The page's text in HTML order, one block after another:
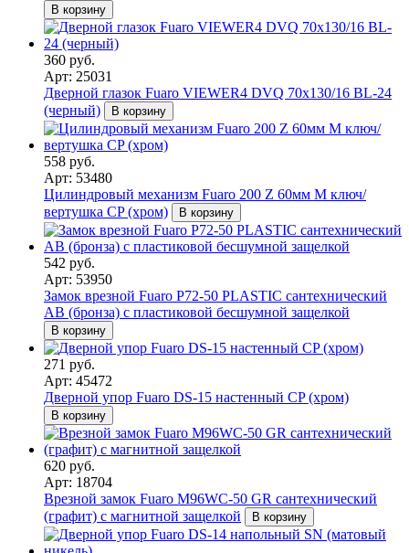
В корзину
360 руб.
Арт: 25031
Дверной глазок Fuaro VIEWER4 DVQ 70х130/16 BL-24
(черный)
В корзину
558 руб.
Арт: 53480
Цилиндровый механизм Fuaro 200 Z 60мм M ключ/
вертушка CP (хром)
В корзину
542 руб.
Арт: 53950
Замок врезной Fuaro P72-50 PLASTIC сантехнический
AB (бронза) с пластиковой бесшумной защелкой
В корзину
271 руб.
Арт: 45472
Дверной упор Fuaro DS-15 настенный CP (хром)
В корзину
620 руб.
Арт: 18704
Врезной замок Fuaro M96WC-50 GR сантехнический
(графит) с магнитной защелкой
В корзину